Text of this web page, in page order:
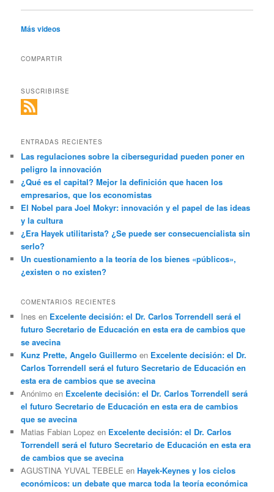
Más videos
COMPARTIR
SUSCRIBIRSE
ENTRADAS RECIENTES
Las regulaciones sobre la ciberseguridad pueden poner en
peligro la innovación
¿Qué es el capital? Mejor la definición que hacen los
empresarios, que los economistas
El Nobel para Joel Mokyr: innovación y el papel de las ideas
y la cultura
¿Era Hayek utilitarista? ¿Se puede ser consecuencialista sin
serlo?
Un cuestionamiento a la teoría de los bienes «públicos»,
¿existen o no existen?
COMENTARIOS RECIENTES
Ines en Excelente decisión: el Dr. Carlos Torrendell será el
futuro Secretario de Educación en esta era de cambios que
se avecina
Kunz Prette, Angelo Guillermo en Excelente decisión: el Dr.
Carlos Torrendell será el futuro Secretario de Educación en
esta era de cambios que se avecina
Anónimo en Excelente decisión: el Dr. Carlos Torrendell será
el futuro Secretario de Educación en esta era de cambios
que se avecina
Matias Fabian Lopez en Excelente decisión: el Dr. Carlos
Torrendell será el futuro Secretario de Educación en esta era
de cambios que se avecina
AGUSTINA YUVAL TEBELE enHayek-Keynes y los ciclos
económicos: un debate que marca toda la teoría económica